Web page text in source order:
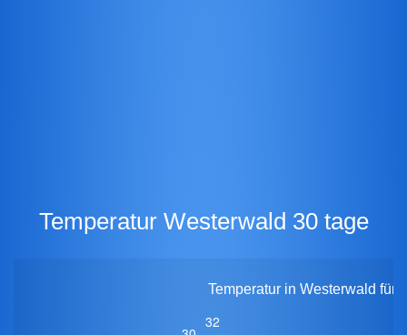
Temperatur Westerwald 30 tage
Temperatur in Westerwald für